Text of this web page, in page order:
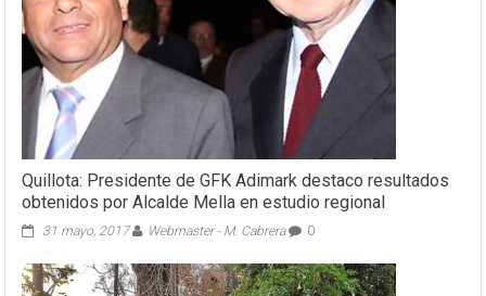
Quillota: Presidente de GFK Adimark destaco resultados
obtenidos por Alcalde Mella en estudio regional
31 mayo, 2017 Webmaster - M. Cabrera 0